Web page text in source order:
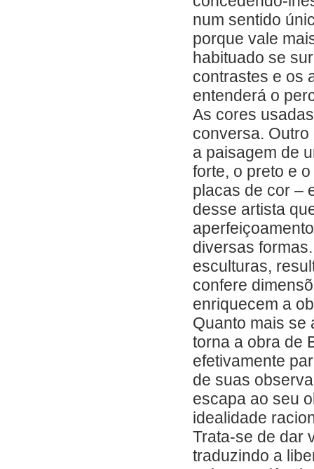
num sentido
porque vale
habituado se
contrastes e os
entenderá o
As cores
conversa.
a paisagem de
forte, o preto e
placas de cor –
desse artista
diversas
esculturas,
confere
enriquecem a
Quanto mais se
torna a obra de
efetivamente
de suas
escapa ao seu
idealidade
Trata-se de dar
traduzindo a